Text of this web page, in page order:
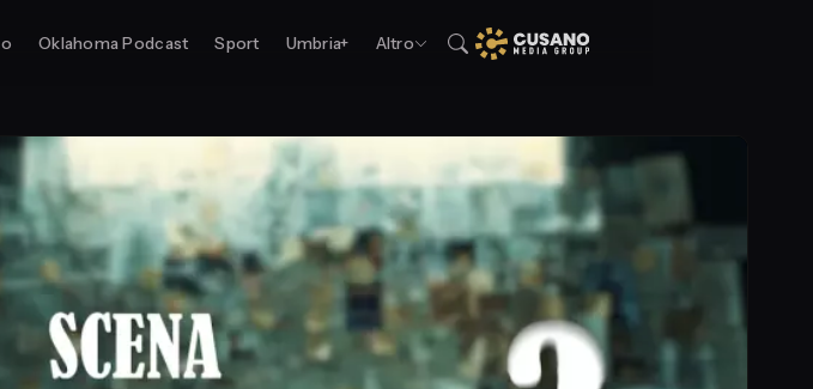
Oklahoma Podcast Sport Umbria+ Altro